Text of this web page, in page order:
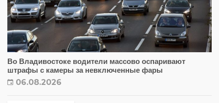
Во Владивостоке водители массово оспаривают
штрафы с камеры за невключенные фары
06.08.2026